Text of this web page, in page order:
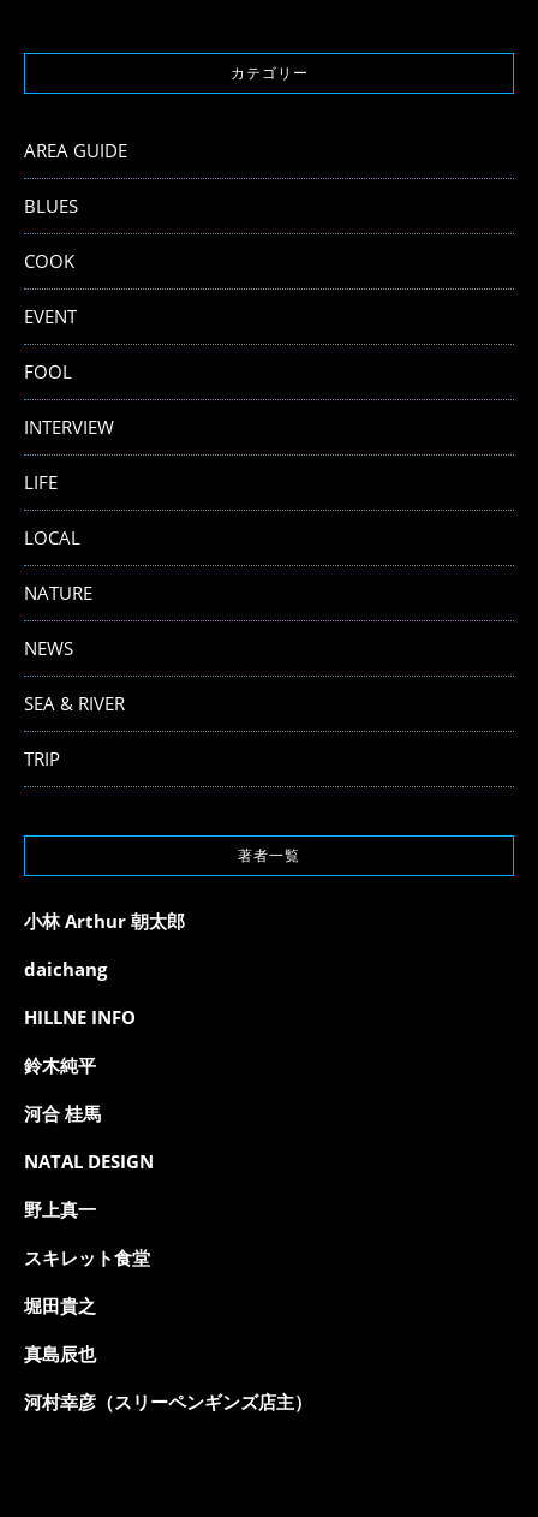
カテゴリー
AREA GUIDE
BLUES
COOK
EVENT
FOOL
INTERVIEW
LIFE
LOCAL
NATURE
NEWS
SEA & RIVER
TRIP
著者一覧
小林 Arthur 朝太郎
daichang
HILLNE INFO
鈴木純平
河合 桂馬
NATAL DESIGN
野上真一
スキレット食堂
堀田貴之
真島辰也
河村幸彦（スリーペンギンズ店主）